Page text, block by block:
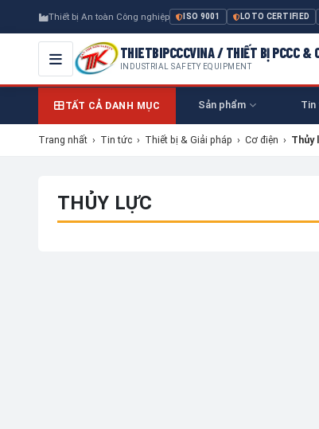
Thiết bị An toàn Công nghiệp ISO 9001 LOTO CERTIFIED
THIETBIPCCCVINA / THIẾT BỊ PCCC &
INDUSTRIAL SAFETY EQUIPMENT
TẤT CẢ DANH MỤC Sản phẩm
Trang nhất › Tin tức › Thiết bị & Giải pháp › Cơ điện › Thủy
THỦY LỰC